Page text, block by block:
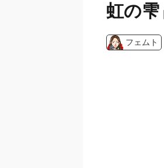
虹の雫
フェムト